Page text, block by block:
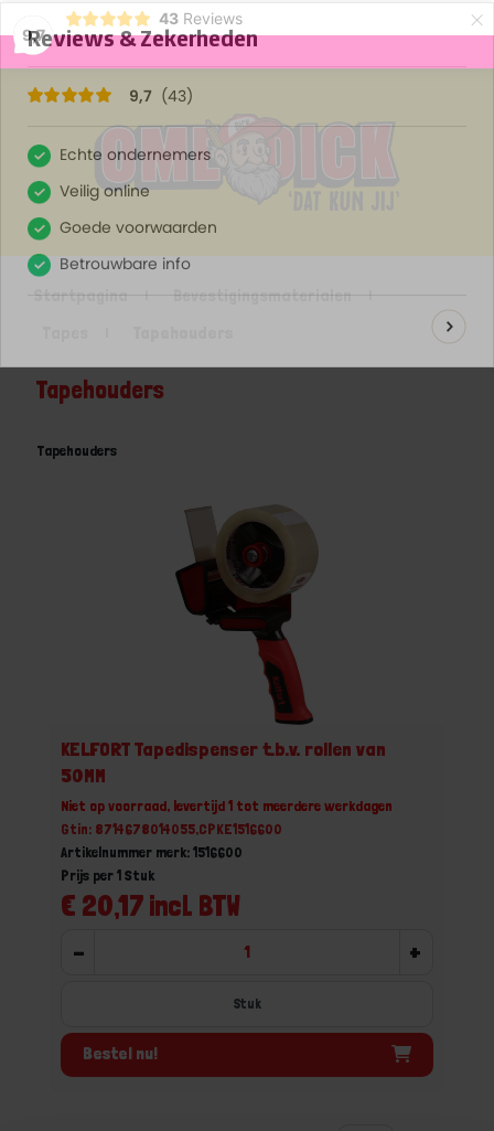
9,7
43 Reviews ×
Startpagina
Bevestigingsmaterialen
Tapehouders
Tapehouders
KELFORT Tapedispenser t.b.v. rollen van
50MM
Niet op voorraad, levertijd 1 tot meerdere werkdagen
Gtin: 8714678014055,CPKE1516600
Artikelnummer merk: 1516600
€ 20,17 incl. BTW
Prijs per 1 Stuk
- +
Stuk
Bestel nu!